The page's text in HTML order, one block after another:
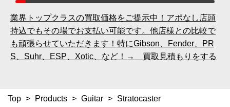
業界トップクラスの買取価格をご提示中！アポなし店頭
持込でもその場でお支払い可能です。他店様との比較で
も頑張らせていただきます！特にGibson、Fender、PR
S、Suhr、ESP、Xotic、など！→ 買取見積もりをする
Top > Products > Guitar > Stratocaster